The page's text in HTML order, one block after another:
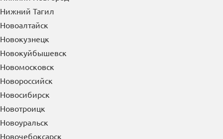
Нижнекамск
Нижний Новгород
Нижний Тагил
Новоалтайск
Новокузнецк
Новокуйбышевск
Новомосковск
Новороссийск
Новосибирск
Новотроицк